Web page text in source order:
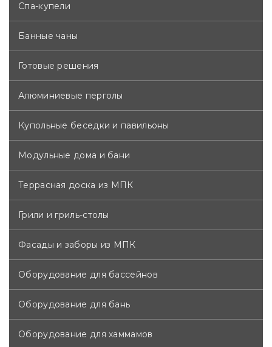
Спа-купели
Банные чаны
Готовые решения
Алюминиевые перголы
Купольные беседки и павильоны
Модульные дома и бани
Террасная доска из МПК
Грили и гриль-столы
Фасады и заборы из МПК
Оборудование для бассейнов
Оборудование для бань
Оборудование для хаммамов